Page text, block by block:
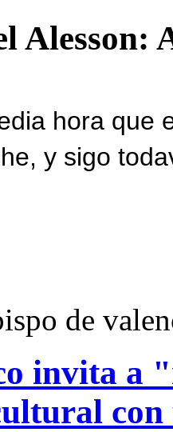
Alesson:
hora que
y sigo
de
invita a